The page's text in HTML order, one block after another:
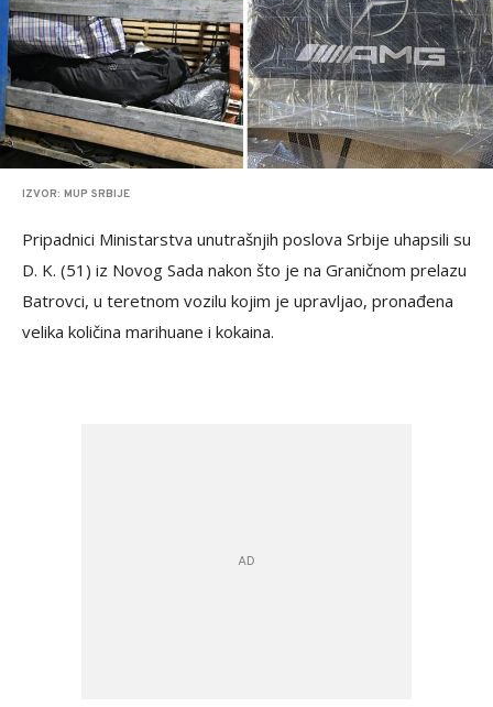
IZVOR: MUP SRBIJE
Pripadnici Ministarstva unutrašnjih poslova Srbije uhapsili su
D. K. (51) iz Novog Sada nakon što je na Graničnom prelazu
Batrovci, u teretnom vozilu kojim je upravljao, pronađena
velika količina marihuane i kokaina.